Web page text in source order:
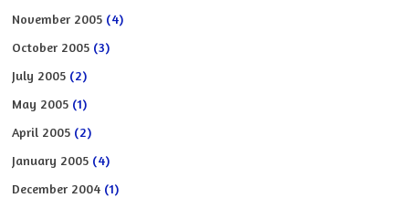
November 2005 (4)
October 2005 (3)
July 2005 (2)
May 2005 (1)
April 2005 (2)
January 2005 (4)
December 2004 (1)